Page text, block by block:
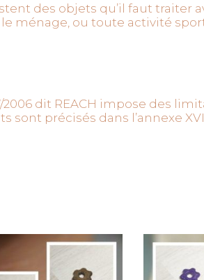
des objets qu’il faut traiter
ménage, ou toute activité
dit REACH impose des
sont précisés dans l’annexe